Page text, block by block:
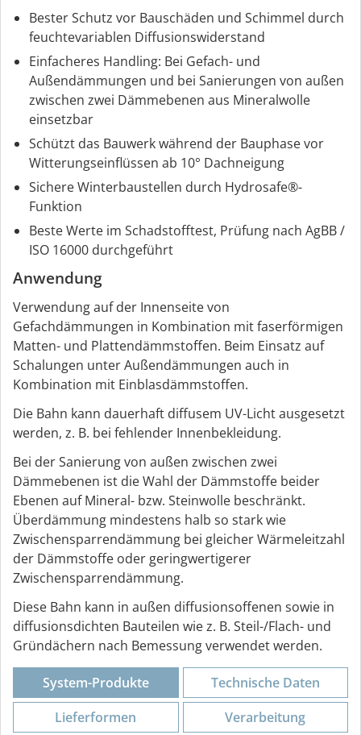
Bester Schutz vor Bauschäden und Schimmel durch
feuchtevariablen Diffusionswiderstand
Einfacheres Handling: Bei Gefach- und
Außendämmungen und bei Sanierungen von außen
zwischen zwei Dämmebenen aus Mineralwolle
einsetzbar
Schützt das Bauwerk während der Bauphase vor
Witterungseinflüssen ab 10° Dachneigung
Sichere Winterbaustellen durch Hydrosafe®-
Funktion
Beste Werte im Schadstofftest, Prüfung nach AgBB /
ISO 16000 durchgeführt
Anwendung
Verwendung auf der Innenseite von
Gefachdämmungen in Kombination mit faserförmigen
Matten- und Plattendämmstoffen. Beim Einsatz auf
Schalungen unter Außendämmungen auch in
Kombination mit Einblasdämmstoffen.
Die Bahn kann dauerhaft diffusem UV-Licht ausgesetzt
werden, z. B. bei fehlender Innenbekleidung.
Bei der Sanierung von außen zwischen zwei
Dämmebenen ist die Wahl der Dämmstoffe beider
Ebenen auf Mineral- bzw. Steinwolle beschränkt.
Überdämmung mindestens halb so stark wie
Zwischensparrendämmung bei gleicher Wärmeleitzahl
der Dämmstoffe oder geringwertigerer
Zwischensparrendämmung.
Diese Bahn kann in außen diffusionsoffenen sowie in
diffusionsdichten Bauteilen wie z. B. Steil-/Flach- und
Gründächern nach Bemessung verwendet werden.
System-Produkte
Technische Daten
Lieferformen
Verarbeitung